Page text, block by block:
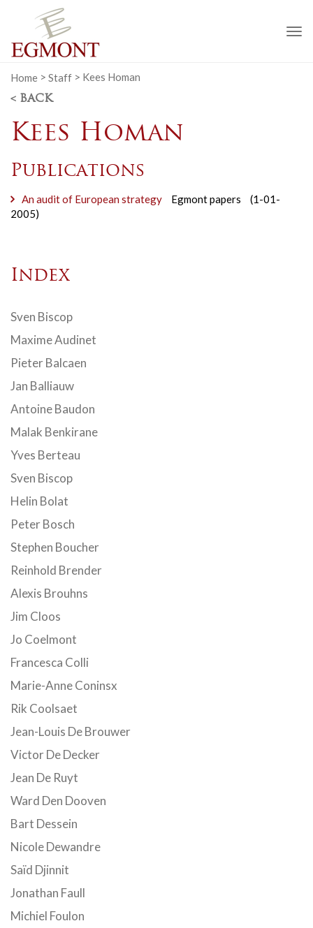
Home > Staff > Kees Homan
< BACK
Kees Homan
Publications
An audit of European strategy Egmont papers
(1-01-
2005)
Index
Sven Biscop
Maxime Audinet
Pieter Balcaen
Jan Balliauw
Antoine Baudon
Malak Benkirane
Yves Berteau
Sven Biscop
Helin Bolat
Peter Bosch
Stephen Boucher
Reinhold Brender
Alexis Brouhns
Jim Cloos
Jo Coelmont
Francesca Colli
Marie-Anne Coninsx
Rik Coolsaet
Jean-Louis De Brouwer
Victor De Decker
Jean De Ruyt
Ward Den Dooven
Bart Dessein
Nicole Dewandre
Saïd Djinnit
Jonathan Faull
Michiel Foulon